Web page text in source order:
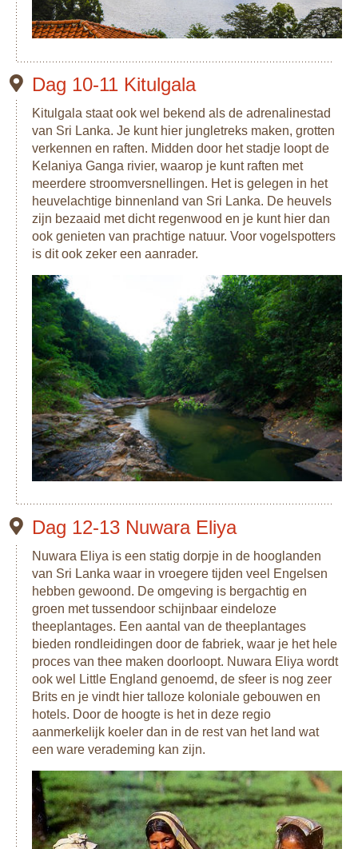
Dag 10-11 Kitulgala
Kitulgala staat ook wel bekend als de adrenalinestad
van Sri Lanka. Je kunt hier jungletreks maken, grotten
verkennen en raften. Midden door het stadje loopt de
Kelaniya Ganga rivier, waarop je kunt raften met
meerdere stroomversnellingen. Het is gelegen in het
heuvelachtige binnenland van Sri Lanka. De heuvels
zijn bezaaid met dicht regenwood en je kunt hier dan
ook genieten van prachtige natuur. Voor vogelspotters
is dit ook zeker een aanrader.
Dag 12-13 Nuwara Eliya
Nuwara Eliya is een statig dorpje in de hooglanden
van Sri Lanka waar in vroegere tijden veel Engelsen
hebben gewoond. De omgeving is bergachtig en
groen met tussendoor schijnbaar eindeloze
theeplantages. Een aantal van de theeplantages
bieden rondleidingen door de fabriek, waar je het hele
proces van thee maken doorloopt. Nuwara Eliya wordt
ook wel Little England genoemd, de sfeer is nog zeer
Brits en je vindt hier talloze koloniale gebouwen en
hotels. Door de hoogte is het in deze regio
aanmerkelijk koeler dan in de rest van het land wat
een ware verademing kan zijn.